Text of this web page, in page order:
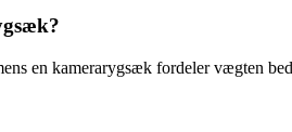
en kamerarygsæk fordeler vægten